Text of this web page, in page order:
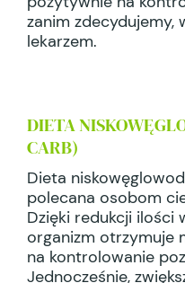
zanim zdecydujemy,
lekarzem.
DIETA
CARB)
Dieta
polecana osobom
Dzięki redukcji ilości
organizm otrzymuje
na kontrolowanie
Jednocześnie,